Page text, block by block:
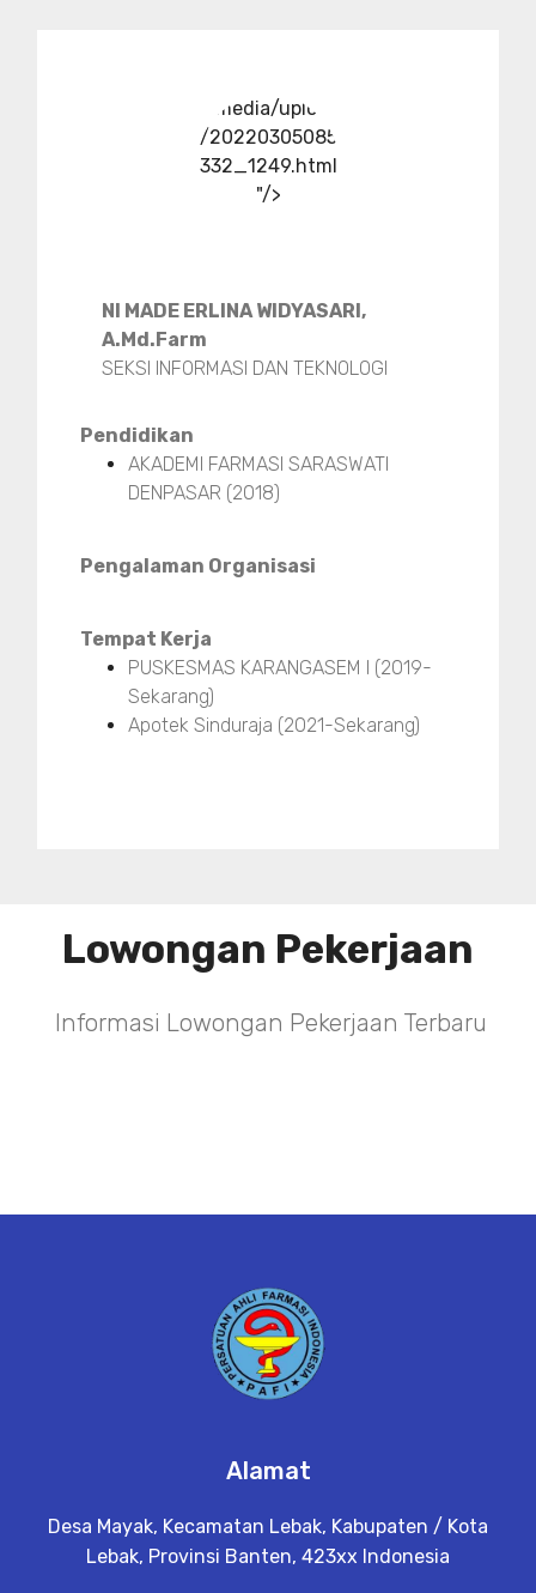
../media/upload
/20220305085
332_1249.html
"/>
NI MADE ERLINA WIDYASARI,
A.Md.Farm
SEKSI INFORMASI DAN TEKNOLOGI
Pendidikan
AKADEMI FARMASI SARASWATI
DENPASAR (2018)
Pengalaman Organisasi
Tempat Kerja
PUSKESMAS KARANGASEM I (2019-
Sekarang)
Apotek Sinduraja (2021-Sekarang)
Lowongan Pekerjaan
Informasi Lowongan Pekerjaan Terbaru
Alamat
Desa Mayak, Kecamatan Lebak, Kabupaten / Kota
Lebak, Provinsi Banten, 423xx Indonesia